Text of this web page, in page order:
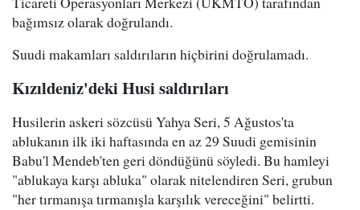
bağımsız olarak doğrulandı.
Suudi makamları saldırıların hiçbirini doğrulamadı.
Kızıldeniz'deki Husi saldırıları
Husilerin askeri sözcüsü Yahya Seri, 5 Ağustos'ta
ablukanın ilk iki haftasında en az 29 Suudi gemisinin
Babu'l Mendeb'ten geri döndüğünü söyledi. Bu hamleyi
"ablukaya karşı abluka" olarak nitelendiren Seri, grubun
"her tırmanışa tırmanışla karşılık vereceğini" belirtti.